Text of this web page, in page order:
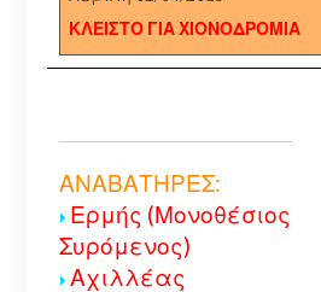
ΚΛΕΙΣΤΟ ΓΙΑ ΧΙΟΝΟΔΡΟΜΙΑ
ΑΝΑΒΑΤΗΡΕΣ:
Ερμής (Μονοθέσιος
Συρόμενος)
Αχιλλέας